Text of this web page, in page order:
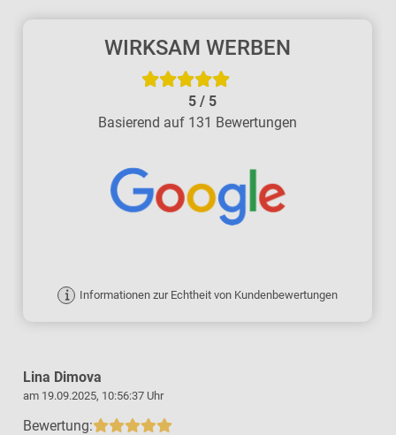
WIRKSAM WERBEN
5/ 5
Basierend auf 131 Bewertungen
Informationen zur Echtheit von Kundenbewertungen
Lina Dimova
am 19.09.2025, 10:56:37 Uhr
Bewertung: